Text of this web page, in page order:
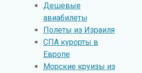
Дешевые
авиабилеты
Полеты из Израиля
СПА курорты в
Европе
Морские круизы из